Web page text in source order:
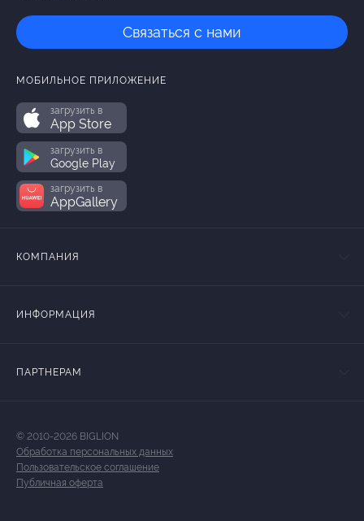
Связаться с нами
МОБИЛЬНОЕ ПРИЛОЖЕНИЕ
загрузить в
App Store
загрузить в
Google Play
загрузить в
AppGallery
КОМПАНИЯ
ИНФОРМАЦИЯ
ПАРТНЕРАМ
© 2010-2026 BIGLION
Обработка персональных данных
Пользовательское соглашение
Публичная оферта